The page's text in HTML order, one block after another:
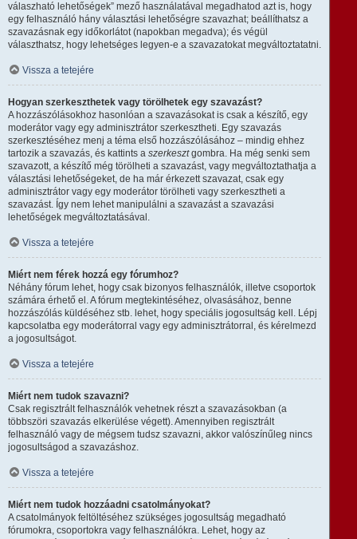
válaszható lehetőségek” mező használatával megadhatod azt is, hogy
egy felhasználó hány választási lehetőségre szavazhat; beállíthatsz a
szavazásnak egy időkorlátot (napokban megadva); és végül
választhatsz, hogy lehetséges legyen-e a szavazatokat megváltoztatatni.
Vissza a tetejére
Hogyan szerkeszthetek vagy törölhetek egy szavazást?
A hozzászólásokhoz hasonlóan a szavazásokat is csak a készítő, egy
moderátor vagy egy adminisztrátor szerkesztheti. Egy szavazás
szerkesztéséhez menj a téma első hozzászólásához – mindig ehhez
tartozik a szavazás, és kattints a szerkesztgombra. Ha még senki sem
szavazott, a készítő még törölheti a szavazást, vagy megváltoztathatja a
választási lehetőségeket, de ha már érkezett szavazat, csak egy
adminisztrátor vagy egy moderátor törölheti vagy szerkesztheti a
szavazást. Így nem lehet manipulálni a szavazást a szavazási
lehetőségek megváltoztatásával.
Vissza a tetejére
Miért nem férek hozzá egy fórumhoz?
Néhány fórum lehet, hogy csak bizonyos felhasználók, illetve csoportok
számára érhető el. A fórum megtekintéséhez, olvasásához, benne
hozzászólás küldéséhez stb. lehet, hogy speciális jogosultság kell. Lépj
kapcsolatba egy moderátorral vagy egy adminisztrátorral, és kérelmezd
a jogosultságot.
Vissza a tetejére
Miért nem tudok szavazni?
Csak regisztrált felhasználók vehetnek részt a szavazásokban (a
többszöri szavazás elkerülése végett). Amennyiben regisztrált
felhasználó vagy de mégsem tudsz szavazni, akkor valószínűleg nincs
jogosultságod a szavazáshoz.
Vissza a tetejére
Miért nem tudok hozzáadni csatolmányokat?
A csatolmányok feltöltéséhez szükséges jogosultság megadható
fórumokra, csoportokra vagy felhasználókra. Lehet, hogy az